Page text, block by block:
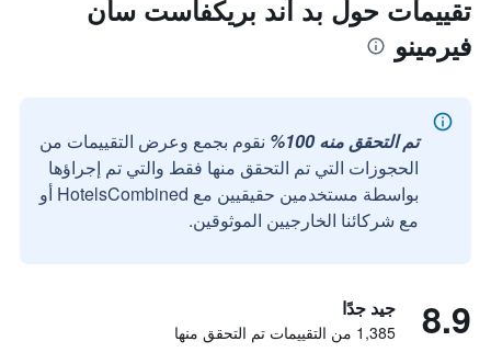
تقييمات حول بد آند بريكفاست سان
فيرمينو
تم التحقق منه 100%
نقوم بجمع وعرض التقييمات من
الحجوزات التي تم التحقق منها فقط والتي تم إجراؤها
بواسطة مستخدمين حقيقيين مع HotelsCombined أو
مع شركائنا الخارجيين الموثوقين.
8.9 جيد جدًا
1,385 من التقييمات تم التحقق منها